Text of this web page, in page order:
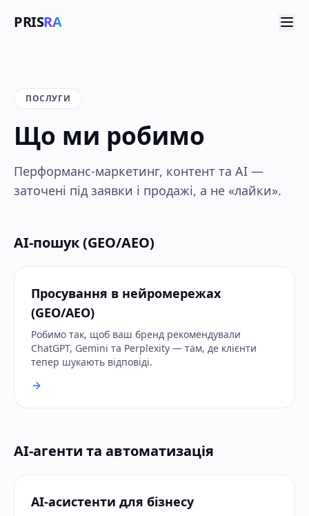
PRISRA
ПОСЛУГИ
Що ми робимо
Перформанс-маркетинг, контент та AI —
заточені під заявки і продажі, а не «лайки».
AI-пошук (GEO/AEO)
Просування в нейромережах
(GEO/AEO)
Робимо так, щоб ваш бренд рекомендували
ChatGPT, Gemini та Perplexity — там, де клієнти
тепер шукають відповіді.
AI-агенти та автоматизація
AI-асистенти для бізнесу